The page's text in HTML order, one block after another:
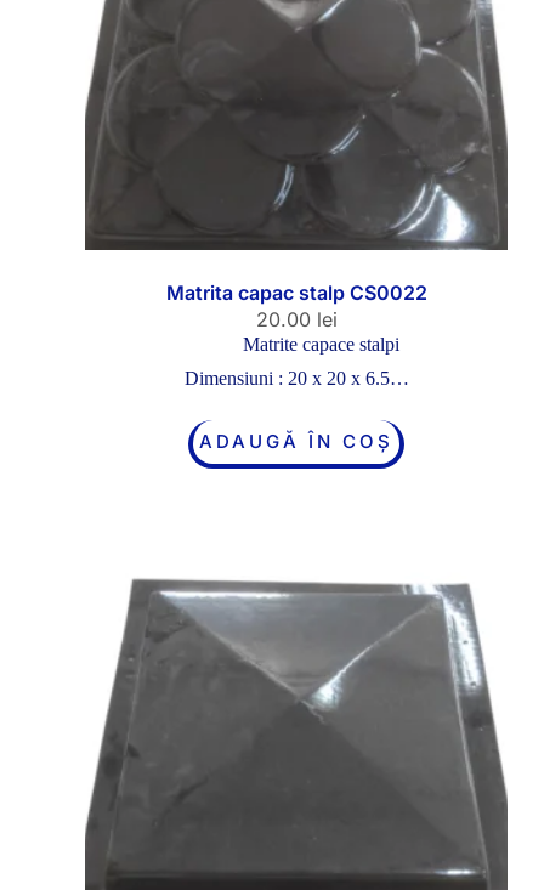
Matrita capac stalp CS0022
20.00 lei
Matrite capace stalpi
Dimensiuni : 20 x 20 x 6.5…
ADAUGĂ ÎN COȘ